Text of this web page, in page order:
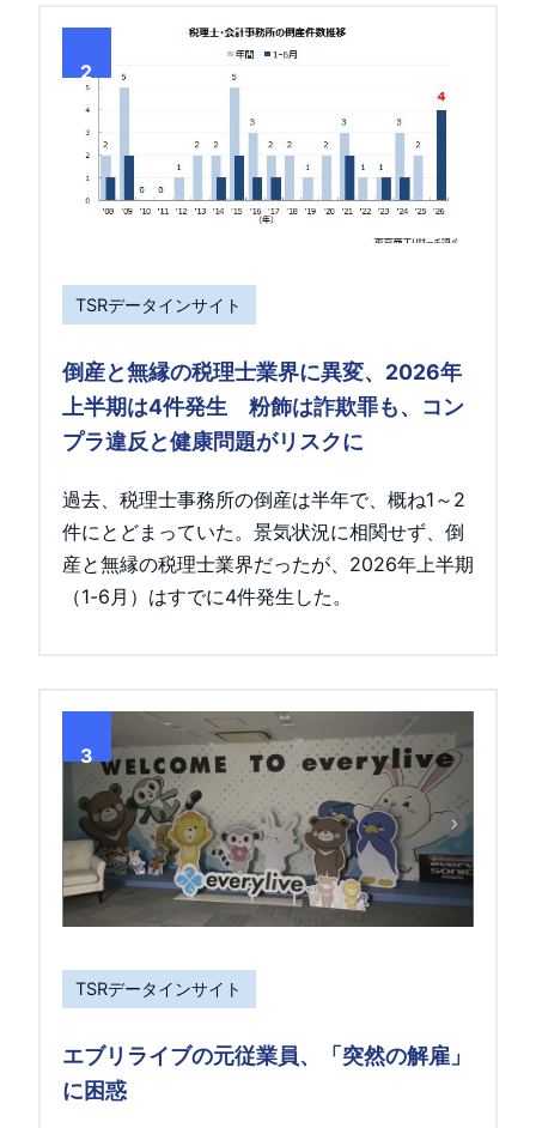
2
TSRデータインサイト
倒産と無縁の税理士業界に異変、2026年
上半期は4件発生 粉飾は詐欺罪も、コン
プラ違反と健康問題がリスクに
過去、税理士事務所の倒産は半年で、概ね1～2
件にとどまっていた。景気状況に相関せず、倒
産と無縁の税理士業界だったが、2026年上半期
（1-6月）はすでに4件発生した。
3
TSRデータインサイト
エブリライブの元従業員、「突然の解雇」
に困惑